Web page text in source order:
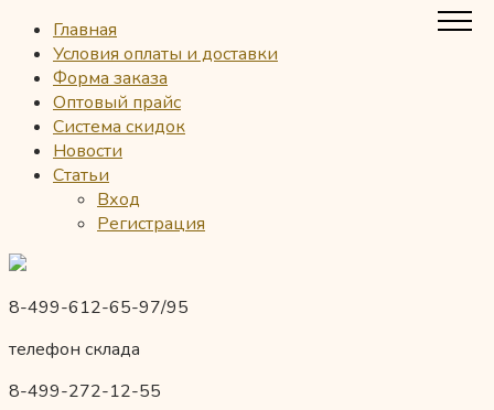
Главная
Условия оплаты и доставки
Форма заказа
Оптовый прайс
Система скидок
Новости
Статьи
Вход
Регистрация
8-499-612-65-97/95
телефон склада
8-499-272-12-55